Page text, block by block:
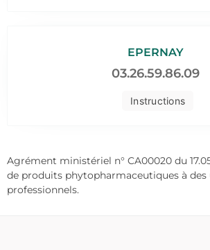
Instructions
EPERNAY
03.26.59.86.09
Agrément ministériel n° CA00020 du
de produits phytopharmaceutiques à
professionnels.